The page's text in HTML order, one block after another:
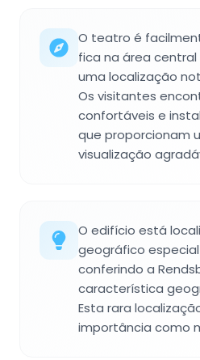
O teatro é
fica na área
uma localização
Os visitantes
confortáveis e
que proporcionam
visualização
O edifício está
geográfico
conferindo a
característica
Esta rara
importância como